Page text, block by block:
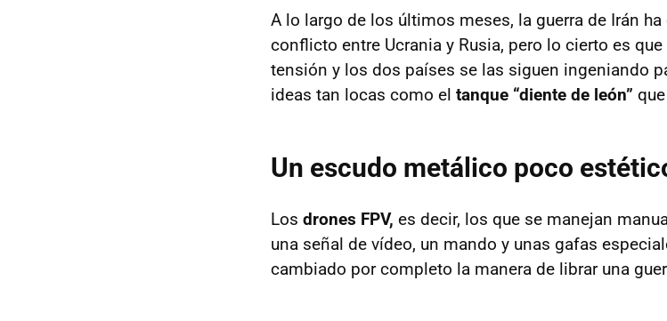
A lo largo de los últimos meses, la guerra de Irán
conflicto entre Ucrania y Rusia, pero lo cierto es
tensión y los dos países se las siguen ingeniando
ideas tan locas como el tanque “diente de león”
Un escudo metálico poco
Los drones FPV, es decir, los que se manejan
una señal de vídeo, un mando y unas gafas
cambiado por completo la manera de librar una